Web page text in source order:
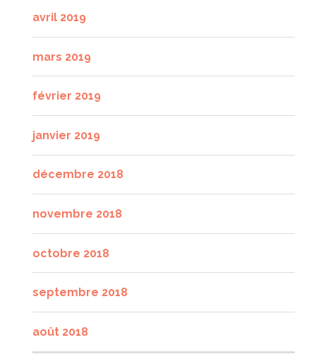
avril 2019
mars 2019
février 2019
janvier 2019
décembre 2018
novembre 2018
octobre 2018
septembre 2018
août 2018